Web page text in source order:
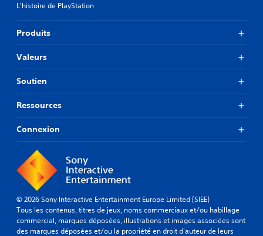
L'histoire de PlayStation
Produits
Valeurs
Soutien
Ressources
Connexion
© 2026 Sony Interactive Entertainment Europe Limited (SIEE)
Tous les contenus, titres de jeux, noms commerciaux et/ou habillage
commercial, marques déposées, illustrations et images associées sont
des marques déposées et/ou la propriété en droit d'auteur de leurs